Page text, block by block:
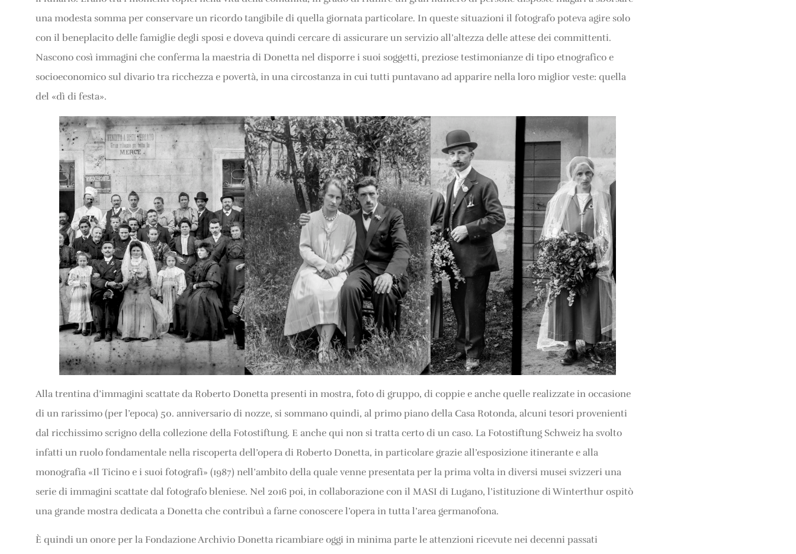
una modesta somma per conservare un ricordo tangibile di quella giornata particolare. In queste situazioni il fotografo poteva agire solo
con il beneplacito delle famiglie degli sposi e doveva quindi cercare di assicurare un servizio all’altezza delle attese dei committenti.
Nascono così immagini che conferma la maestria di Donetta nel disporre i suoi soggetti, preziose testimonianze di tipo etnografico e
socioeconomico sul divario tra ricchezza e povertà, in una circostanza in cui tutti puntavano ad apparire nella loro miglior veste: quella
del «dì di festa».
Alla trentina d’immagini scattate da Roberto Donetta presenti in mostra, foto di gruppo, di coppie e anche quelle realizzate in occasione
di un rarissimo (per l’epoca) 50. anniversario di nozze, si sommano quindi, al primo piano della Casa Rotonda, alcuni tesori provenienti
dal ricchissimo scrigno della collezione della Fotostiftung. E anche qui non si tratta certo di un caso. La Fotostiftung Schweiz ha svolto
infatti un ruolo fondamentale nella riscoperta dell’opera di Roberto Donetta, in particolare grazie all’esposizione itinerante e alla
monografia «Il Ticino e i suoi fotografi» (1987) nell’ambito della quale venne presentata per la prima volta in diversi musei svizzeri una
serie di immagini scattate dal fotografo bleniese. Nel 2016 poi, in collaborazione con il MASI di Lugano, l’istituzione di Winterthur ospitò
una grande mostra dedicata a Donetta che contribuì a farne conoscere l’opera in tutta l’area germanofona.
È quindi un onore per la Fondazione Archivio Donetta ricambiare oggi in minima parte le attenzioni ricevute nei decenni passati